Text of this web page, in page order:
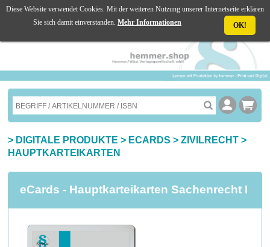
☰ MENU
> DIGITALE PRODUKTE > ECARDS >ZIVILRECHT >
HAUPTKARTEIKARTEN
eCards - Hauptkarteikarten Sachenrecht I
Diese Website verwendet Cookies. Mit der weiteren Nutzung unserer Internetseite erklären
Sie sich damit einverstanden. Mehr Informationen OK!